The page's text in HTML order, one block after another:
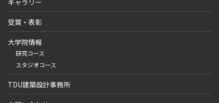
ギャラリー
受賞・表彰
大学院情報
研究コース
スタジオコース
TDU建築設計事務所